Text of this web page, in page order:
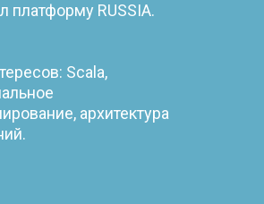
платформу RUSSIA.
Scala,
архитектура